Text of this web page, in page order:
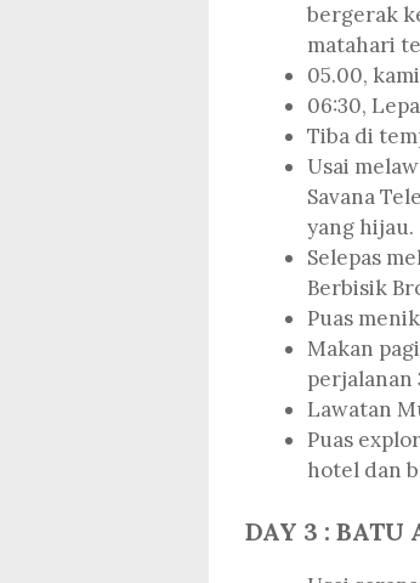
bergerak
matahari
05.00,
06:30,
Tiba di
Usai
Savana
yang hijau.
Selepas
Berbisik
Puas
Makan
perjalanan
Lawatan
Puas
hotel dan
DAY 3 : BATU